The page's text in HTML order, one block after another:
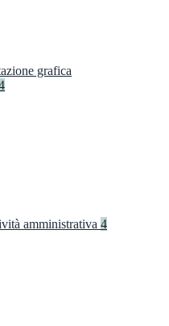
grafica
amministrativa 4